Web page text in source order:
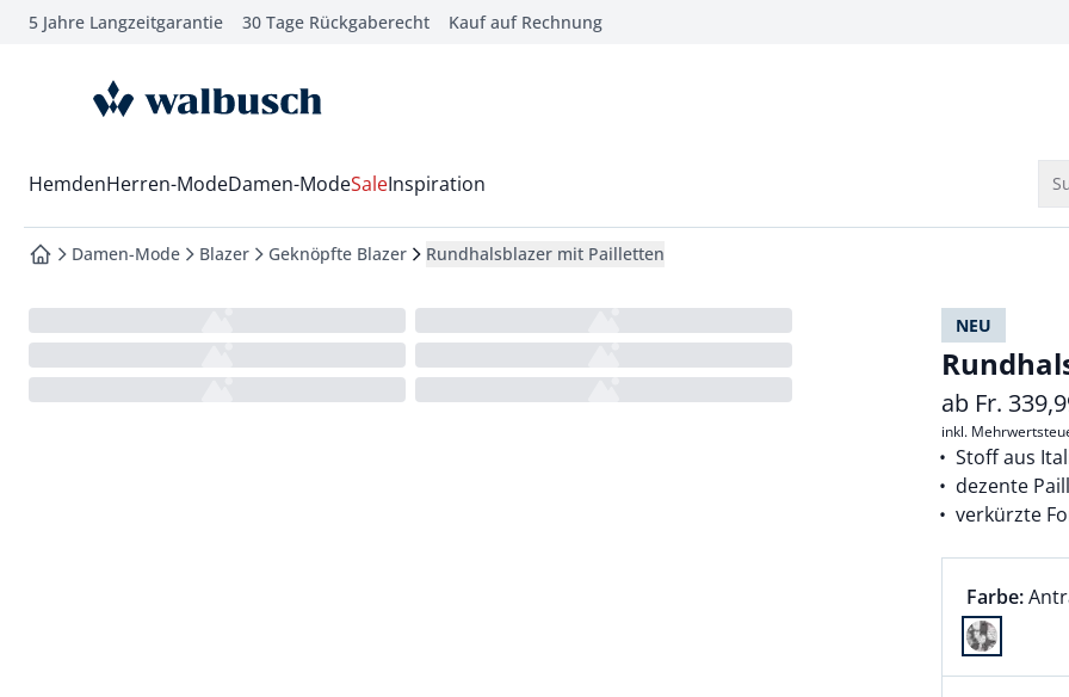
springen
springen
springen
5 Jahre Langzeitgarantie 30 Tage Rückgaberecht Kauf auf Rechnung
zur Startseite
Wechsel in das Menü mit Pfeil-Runter Taste
HemdenHerren-ModeDamen-ModeSaleInspiration
zur Startseite
Damen-Mode Blazer Geknöpfte Blazer Rundhalsblazer mit Pailletten
NEU
ab Fr.
inkl.
Stoff aus
dezente
verkürzte
Farbe:
Farbe